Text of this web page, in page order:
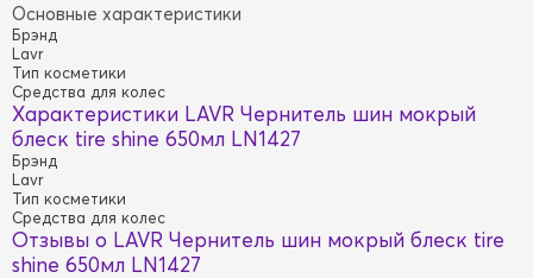
Основные характеристики
Брэнд
Lavr
Тип косметики
Средства для колес
Характеристики LAVR Чернитель шин мокрый
блеск tire shine 650мл LN1427
Брэнд
Lavr
Тип косметики
Средства для колес
Отзывы о LAVR Чернитель шин мокрый блеск tire
shine 650мл LN1427